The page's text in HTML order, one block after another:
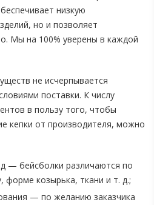
низкую
но и позволяет
Мы на 100% уверены в каждой
не исчерпывается
поставки. К числу
в пользу того, чтобы
кепки от производителя, можно
— бейсболки различаются по
форме козырька, ткани и т. д.;
— по желанию заказчика